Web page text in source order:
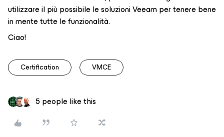
utilizzare il più possibile le soluzioni Veeam per tenere bene
in mente tutte le funzionalità.
Ciao!
Certification VMCE
5 people like this